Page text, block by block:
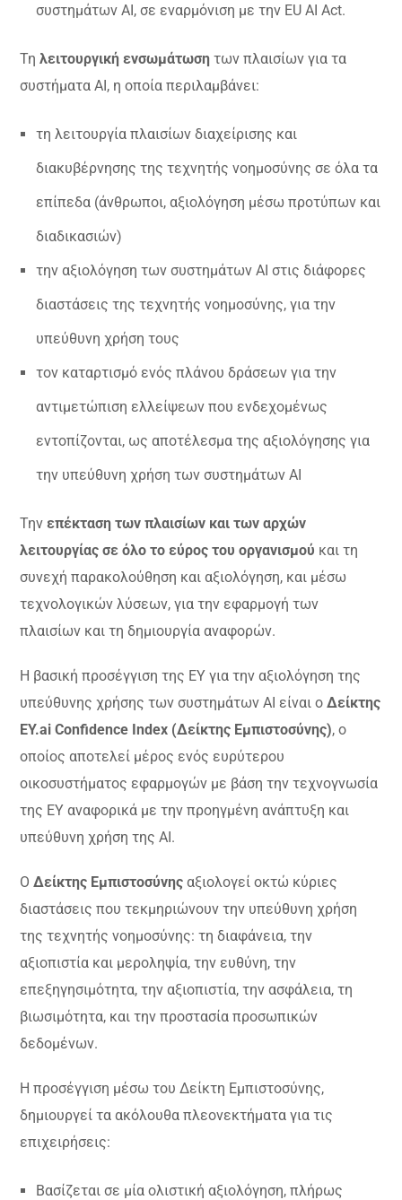
συστημάτων AI, σε εναρμόνιση με την EU AI Act.
Τηλειτουργική ενσωμάτωση των πλαισίων για τα
συστήματα AI, η οποία περιλαμβάνει:
τη λειτουργία πλαισίων διαχείρισης και
διακυβέρνησης της τεχνητής νοημοσύνης σε όλα τα
επίπεδα (άνθρωποι, αξιολόγηση μέσω προτύπων και
διαδικασιών)
την αξιολόγηση των συστημάτων AI στις διάφορες
διαστάσεις της τεχνητής νοημοσύνης, για την
υπεύθυνη χρήση τους
τον καταρτισμό ενός πλάνου δράσεων για την
αντιμετώπιση ελλείψεων που ενδεχομένως
εντοπίζονται, ως αποτέλεσμα της αξιολόγησης για
την υπεύθυνη χρήση των συστημάτων AI
Τηνεπέκταση των πλαισίων και των αρχών
λειτουργίας σε όλο το εύρος του οργανισμού και τη
συνεχή παρακολούθηση και αξιολόγηση, και μέσω
τεχνολογικών λύσεων, για την εφαρμογή των
πλαισίων και τη δημιουργία αναφορών.
Η βασική προσέγγιση της ΕΥ για την αξιολόγηση της
υπεύθυνης χρήσης των συστημάτων AI είναι οΔείκτης
EY.ai Confidence Index (Δείκτης Εμπιστοσύνης), ο
οποίος αποτελεί μέρος ενός ευρύτερου
οικοσυστήματος εφαρμογών με βάση την τεχνογνωσία
της ΕΥ αναφορικά με την προηγμένη ανάπτυξη και
υπεύθυνη χρήση της AI.
ΟΔείκτης Εμπιστοσύνης αξιολογεί οκτώ κύριες
διαστάσεις που τεκμηριώνουν την υπεύθυνη χρήση
της τεχνητής νοημοσύνης: τη διαφάνεια, την
αξιοπιστία και μεροληψία, την ευθύνη, την
επεξηγησιμότητα, την αξιοπιστία, την ασφάλεια, τη
βιωσιμότητα, και την προστασία προσωπικών
δεδομένων.
Η προσέγγιση μέσω του Δείκτη Εμπιστοσύνης,
δημιουργεί τα ακόλουθα πλεονεκτήματα για τις
επιχειρήσεις:
Βασίζεται σε μία ολιστική αξιολόγηση, πλήρως